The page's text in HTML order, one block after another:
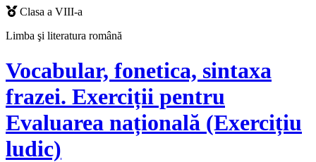
Clasa a VIII-a
Limba şi literatura română
Vocabular, fonetica, sintaxa
frazei. Exerciții pentru
Evaluarea națională (Exercițiu
ludic)